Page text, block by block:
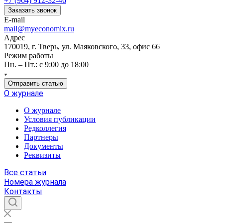
Заказать звонок
E-mail
mail@myeconomix.ru
Адрес
170019, г. Тверь, ул. Маяковского, 33, офис 66
Режим работы
Пн. – Пт.: с 9:00 до 18:00
Отправить статью
О журнале
О журнале
Условия публикации
Редколлегия
Партнеры
Документы
Реквизиты
Все статьи
Номера журнала
Контакты